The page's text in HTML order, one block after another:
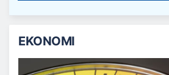
EKONOMI